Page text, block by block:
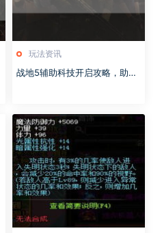
玩法资讯
战地5辅助科技开启攻略，助你